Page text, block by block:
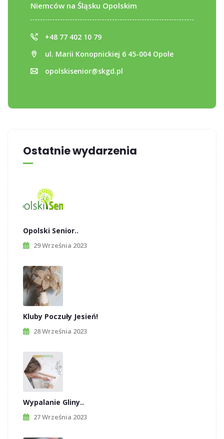
Niemców na Śląsku Opolskim
+48 77 402 10 79
ul. Marii Konopnickiej 6 45-004 Opole
opolskisenior@skgd.pl
Ostatnie wydarzenia
Opolski Senior..
29 Września 2023
Kluby Poczuły Jesień!
28 Września 2023
Wypalanie Gliny..
27 Września 2023